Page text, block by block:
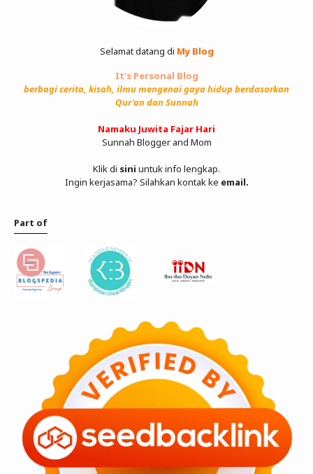
Selamat datang di My Blog
It's Personal Blog
berbagi cerita, kisah, ilmu mengenai gaya hidup berdasarkan
Qur'an dan Sunnah
Namaku Juwita Fajar Hari
Sunnah Blogger and Mom
Klik di sini untuk info lengkap.
Ingin kerjasama? Silahkan kontak ke email.
Part of